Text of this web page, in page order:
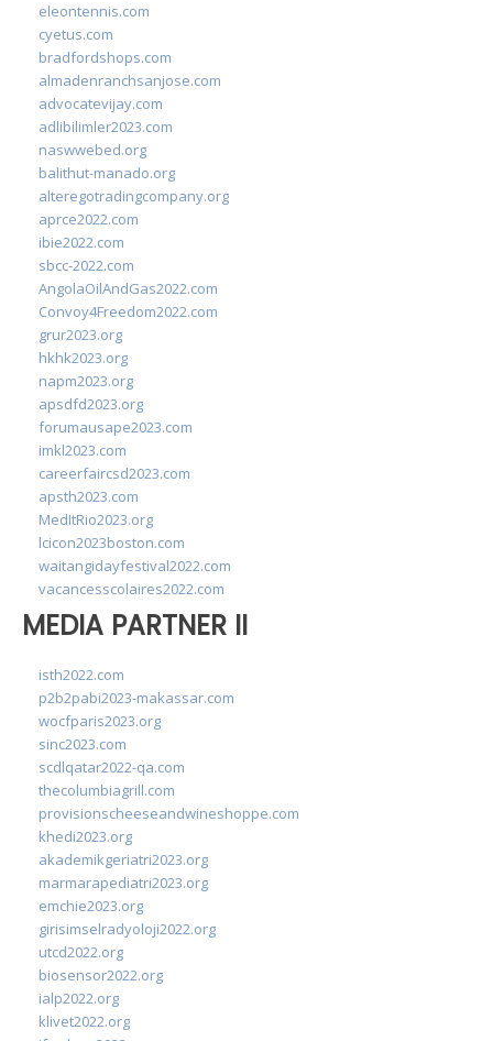
eleontennis.com
cyetus.com
bradfordshops.com
almadenranchsanjose.com
advocatevijay.com
adlibilimler2023.com
naswwebed.org
balithut-manado.org
alteregotradingcompany.org
aprce2022.com
ibie2022.com
sbcc-2022.com
AngolaOilAndGas2022.com
Convoy4Freedom2022.com
grur2023.org
hkhk2023.org
napm2023.org
apsdfd2023.org
forumausape2023.com
imkl2023.com
careerfaircsd2023.com
apsth2023.com
MedItRio2023.org
lcicon2023boston.com
waitangidayfestival2022.com
vacancesscolaires2022.com
MEDIA PARTNER II
isth2022.com
p2b2pabi2023-makassar.com
wocfparis2023.org
sinc2023.com
scdlqatar2022-qa.com
thecolumbiagrill.com
provisionscheeseandwineshoppe.com
khedi2023.org
akademikgeriatri2023.org
marmarapediatri2023.org
emchie2023.org
girisimselradyoloji2022.org
utcd2022.org
biosensor2022.org
ialp2022.org
klivet2022.org